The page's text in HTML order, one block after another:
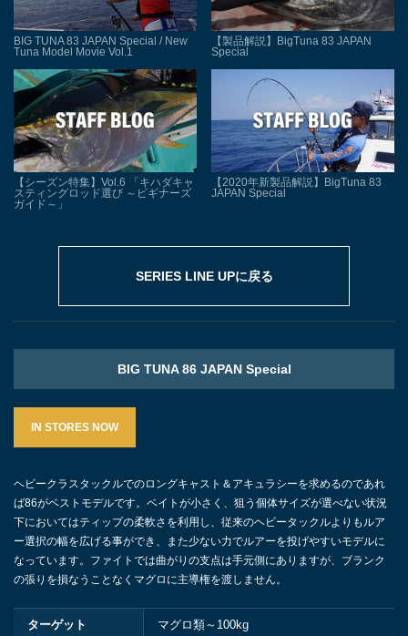
BIG TUNA 83 JAPAN Special / New
Tuna Model Movie Vol.1
【製品解説】BigTuna 83 JAPAN
Special
【シーズン特集】Vol.6 「キハダキャ
スティングロッド選び ～ビギナーズ
ガイド～」
【2020年新製品解説】BigTuna 83
JAPAN Special
SERIES LINE UPに戻る
BIG TUNA 86 JAPAN Special
IN STORES NOW
ヘビークラスタックルでのロングキャスト＆アキュラシーを求めるのであれ
ば86がベストモデルです。ベイトが小さく、狙う個体サイズが選べない状況
下においてはティップの柔軟さを利用し、従来のヘビータックルよりもルア
ー選択の幅を広げる事ができ、また少ない力でルアーを投げやすいモデルに
なっています。ファイトでは曲がりの支点は手元側にありますが、ブランク
の張りを損なうことなくマグロに主導権を渡しません。
ターゲット マグロ類～100kg